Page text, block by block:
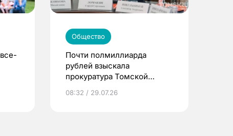
Общество
Почти полмиллиарда
рублей взыскала
прокуратура Томской
08:32 / 29.07.26